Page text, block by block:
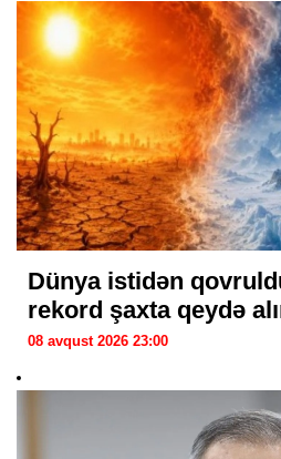
Dünya istidən
rekord şaxta qeydə
08 avqust 2026 23:00